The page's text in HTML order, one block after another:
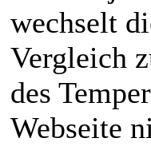
wechselt
Vergleich
des
Webseite